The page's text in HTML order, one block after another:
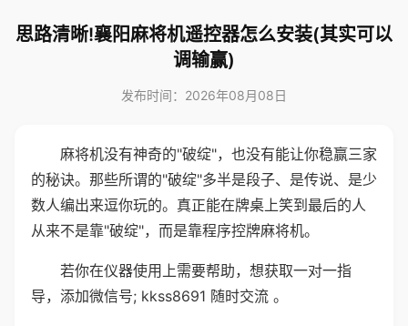
思路清晰!襄阳麻将机遥控器怎么安装(其实可以
调输赢)
发布时间：2026年08月08日
麻将机没有神奇的"破绽"，也没有能让你稳赢三家
的秘诀。那些所谓的"破绽"多半是段子、是传说、是少
数人编出来逗你玩的。真正能在牌桌上笑到最后的人
从来不是靠"破绽"，而是靠程序控牌麻将机。
若你在仪器使用上需要帮助，想获取一对一指
导，添加微信号; kkss8691 随时交流 。